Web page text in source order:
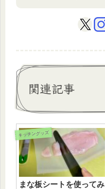
関連記事
キッチングッズ
まな板シートを使ってみ